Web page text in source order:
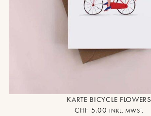
KARTE BICYCLE FLOWERS
CHF 5.00 INKL. MWST.